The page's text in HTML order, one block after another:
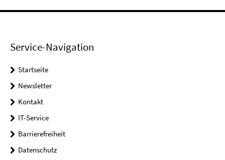
Service-Navigation
Startseite
Newsletter
Kontakt
IT-Service
Barrierefreiheit
Datenschutz